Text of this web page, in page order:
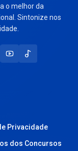
o melhor da
Sintonize nos
Privacidade
dos Concursos